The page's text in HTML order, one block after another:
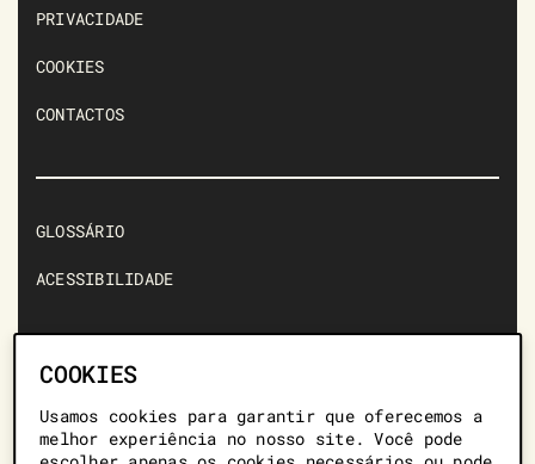
COOKIES
Usamos cookies para garantir que oferecemos a
melhor experiência no nosso site. Você pode
PRIVACIDADE
COOKIES
CONTACTOS
GLOSSÁRIO
ACESSIBILIDADE
+351 217 128 459 *